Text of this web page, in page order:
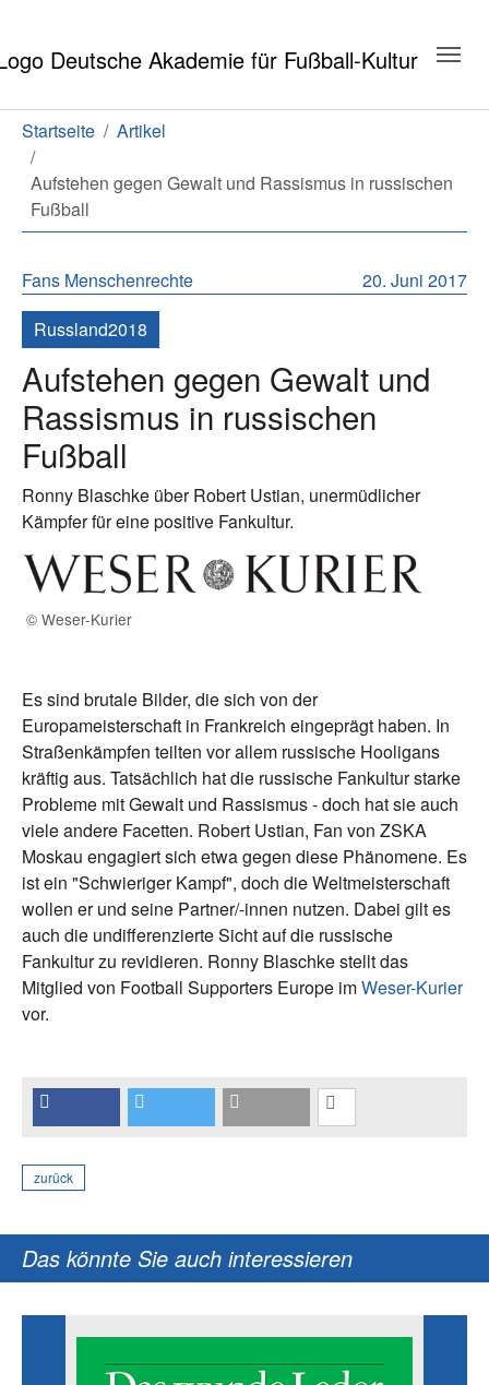
Sie sind hier:
Startseite Artikel
Aufstehen gegen Gewalt und Rassismus in russischen
Fußball
20. Juni 2017
Fans Menschenrechte
Russland2018
Aufstehen gegen Gewalt und
Rassismus in russischen
Fußball
Ronny Blaschke über Robert Ustian, unermüdlicher
Kämpfer für eine positive Fankultur.
© Weser-Kurier
Es sind brutale Bilder, die sich von der
Europameisterschaft in Frankreich eingeprägt haben. In
Straßenkämpfen teilten vor allem russische Hooligans
kräftig aus. Tatsächlich hat die russische Fankultur starke
Probleme mit Gewalt und Rassismus - doch hat sie auch
viele andere Facetten. Robert Ustian, Fan von ZSKA
Moskau engagiert sich etwa gegen diese Phänomene. Es
ist ein "Schwieriger Kampf", doch die Weltmeisterschaft
wollen er und seine Partner/-innen nutzen. Dabei gilt es
auch die undifferenzierte Sicht auf die russische
Fankultur zu revidieren. Ronny Blaschke stellt das
Mitglied von Football Supporters Europe imWeser-Kurier
vor.
zurück
Das könnte Sie auch interessieren